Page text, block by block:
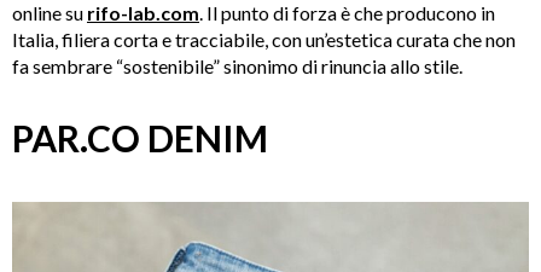
online su rifo-lab.com. Il punto di forza è che producono in
Italia, filiera corta e tracciabile, con un’estetica curata che non
fa sembrare “sostenibile” sinonimo di rinuncia allo stile.
PAR.CO DENIM